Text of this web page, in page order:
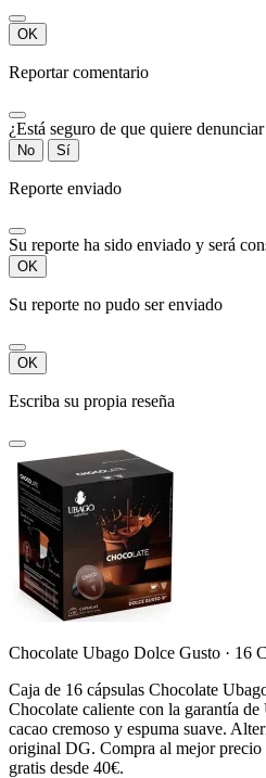
OK
Reportar comentario
¿Está seguro de que quiere
No Sí
Reporte enviado
Su reporte ha sido enviado y será
OK
Su reporte no pudo ser enviado
OK
Escriba su propia reseña
Chocolate Ubago Dolce Gusto · 16
Caja de 16 cápsulas Chocolate
Chocolate caliente con la garantía
cacao cremoso y espuma suave.
original DG. Compra al mejor
gratis desde 40€.